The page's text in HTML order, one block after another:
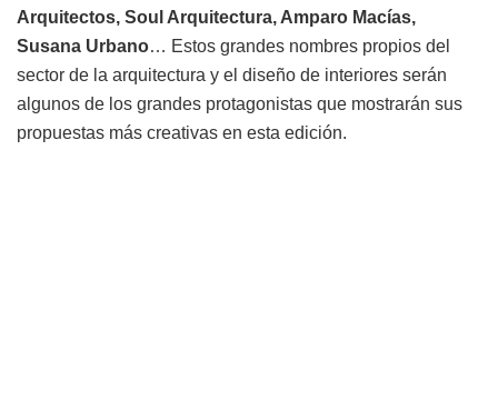
Arquitectos, Soul Arquitectura, Amparo Macías,
Susana Urbano… Estos grandes nombres propios del
sector de la arquitectura y el diseño de interiores serán
algunos de los grandes protagonistas que mostrarán sus
propuestas más creativas en esta edición.